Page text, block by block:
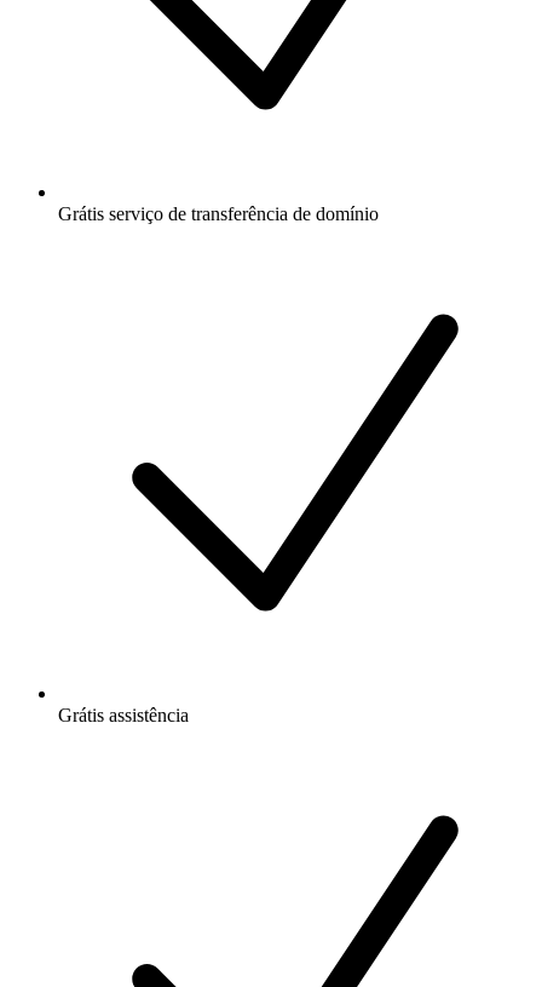
Grátis serviço de transferência de domínio
Grátis assistência